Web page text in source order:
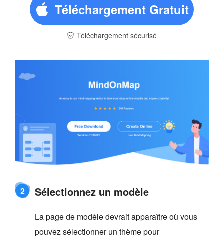
Téléchargement Gratuit
Téléchargement sécurisé
2 Sélectionnez un modèle
La page de modèle devrait apparaître où vous
pouvez sélectionner un thème pour